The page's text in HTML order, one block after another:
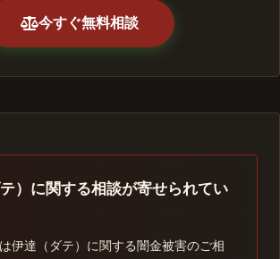
今すぐ無料相談
）に関する相談が寄せられてい
伊達（ダテ）に関する闇金被害のご相